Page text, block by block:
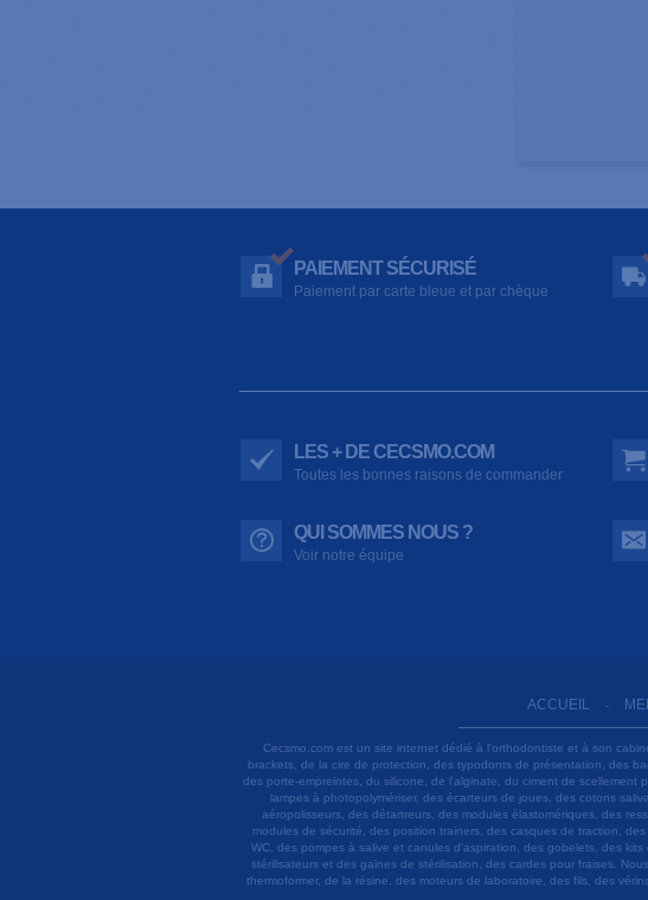
PAIEMENT SÉCURISÉ
Paiement par carte bleue et par chèque
LES + DE CECSMO.COM
Toutes les bonnes raisons de commander
QUI SOMMES NOUS ?
Voir notre équipe
ACCUEIL -
Cecsmo.com est un site internet dédié à l'orthodontiste et à son
brackets, de la cire de protection, des typodonts de présentation, des
des porte-empreintes, du silicone, de l'alginate, du ciment de
lampes à photopolymériser, des écarteurs de joues, des cotons
aéropolisseurs, des détartreurs, des modules élastomériques, des
modules de sécurité, des position trainers, des casques de traction,
WC, des pompes à salive et canules d'aspiration, des gobelets, des
stérilisateurs et des gaines de stérilisation, des cardes pour fraises.
thermoformer, de la résine, des moteurs de laboratoire, des fils, des